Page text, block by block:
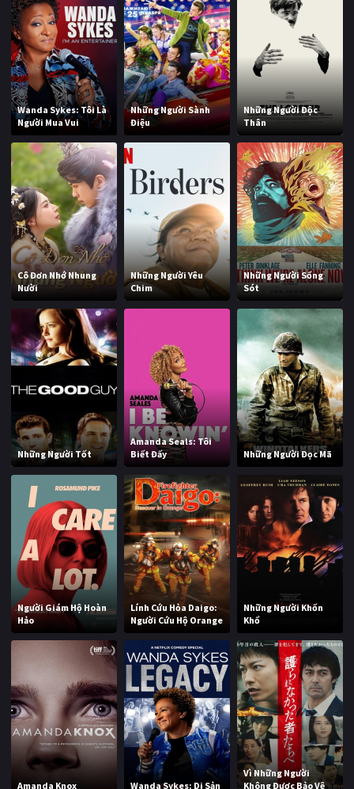
Wanda Sykes: Tôi Là
Người Mua Vui
Những Người Sành
Điệu
Những Người Độc
Thân
Cô Đơn Nhớ Nhung
Nười
Những Người Yêu
Chim
Những Người Sống
Sót
Những Người Tốt
Amanda Seals: Tôi
Biết Đấy
Những Người Đọc Mã
Người Giám Hộ Hoàn
Hảo
Lính Cứu Hỏa Daigo:
Người Cứu Hộ Orange
Những Người Khốn
Khổ
Amanda Knox Wanda Sykes: Di Sản
Vì Những Người
Không Được Bảo Vệ